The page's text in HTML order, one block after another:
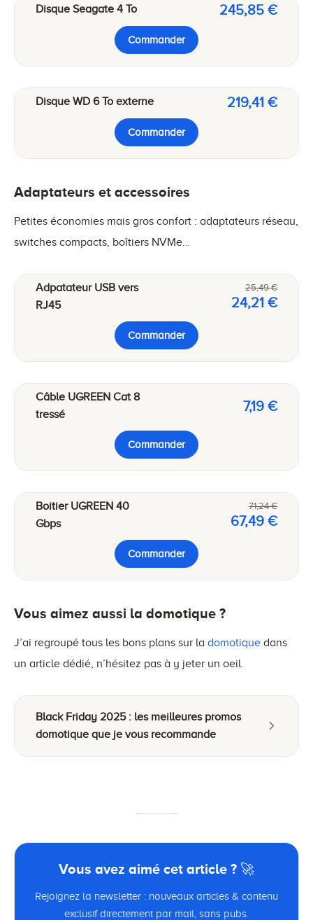
Disque Seagate 4 To 245,85 €
Commander
Disque WD 6 To externe 219,41 €
Commander
Adaptateurs et accessoires
Petites économies mais gros confort : adaptateurs réseau,
switches compacts, boîtiers NVMe…
Adpatateur USB vers
RJ45
25,49 €
24,21 €
Commander
Câble UGREEN Cat 8
tressé
7,19 €
Commander
Boitier UGREEN 40
Gbps
71,24 €
67,49 €
Commander
Vous aimez aussi la domotique ?
J’ai regroupé tous les bons plans sur la domotique dans
un article dédié, n’hésitez pas à y jeter un oeil.
Black Friday 2025 : les meilleures promos
domotique que je vous recommande
Vous avez aimé cet article ? 🚀
Rejoignez la newsletter : nouveaux articles & contenu
exclusif directement par mail, sans pubs.